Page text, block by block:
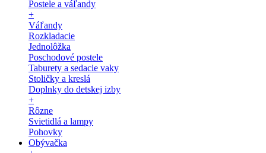
Postele a váľandy
+
Váľandy
Rozkladacie
Jednolôžka
Poschodové postele
Taburety a sedacie vaky
Stoličky a kreslá
Doplnky do detskej izby
+
Rôzne
Svietidlá a lampy
Pohovky
Obývačka